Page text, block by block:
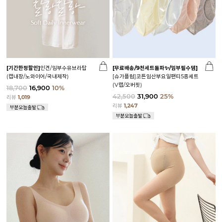
[기간한정할인]인견/임부수유브라탑
(캡내장/노와이어/국내제작)
18,700 16,900 10%
리뷰 1,019
[무료배송/9천세트돌파✨/임부필수템]
[슈가플럼]코튼임산부요일팬티5종세트
(V랩/오버핏)
42,500 31,900 25%
리뷰 1,247